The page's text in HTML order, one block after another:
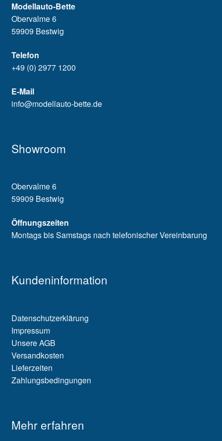
Modellauto-Bette
Obervalme 6
59909 Bestwig
Telefon
+49 (0) 2977 1200
E-Mail
info@modellauto-bette.de
Showroom
Obervalme 6
59909 Bestwig
Öffnungszeiten
Montags bis Samstags nach telefonischer Vereinbarung
Kundeninformation
Datenschutzerklärung
Impressum
Unsere AGB
Versandkosten
Lieferzeiten
Zahlungsbedingungen
Mehr erfahren